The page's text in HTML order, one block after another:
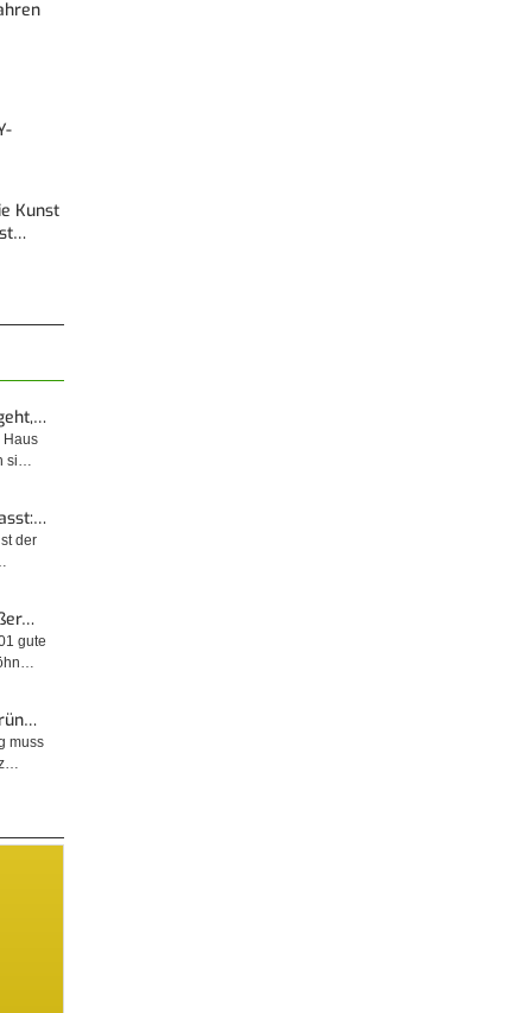
Kunst
Haus
si…
der
gute
muss